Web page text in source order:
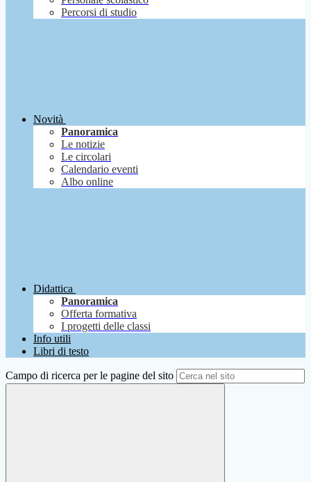
Percorsi di studio
Novità
Panoramica
Le notizie
Le circolari
Calendario eventi
Albo online
Didattica
Panoramica
Offerta formativa
I progetti delle classi
Info utili
Libri di testo
Campo di ricerca per le pagine del sito